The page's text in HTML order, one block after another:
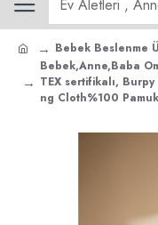
Bebek Beslenme
Bebek,Anne,Baba
TEX sertifikalı,
ng Cloth%100